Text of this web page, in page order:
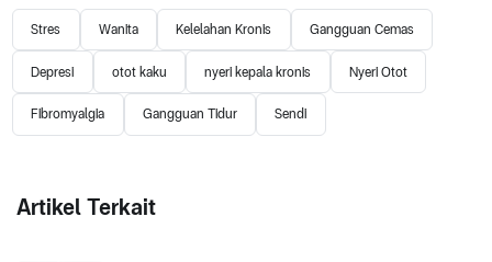
Stres Wanita Kelelahan Kronis Gangguan Cemas
Depresi otot kaku nyeri kepala kronis Nyeri Otot
Fibromyalgia Gangguan Tidur Sendi
Artikel Terkait